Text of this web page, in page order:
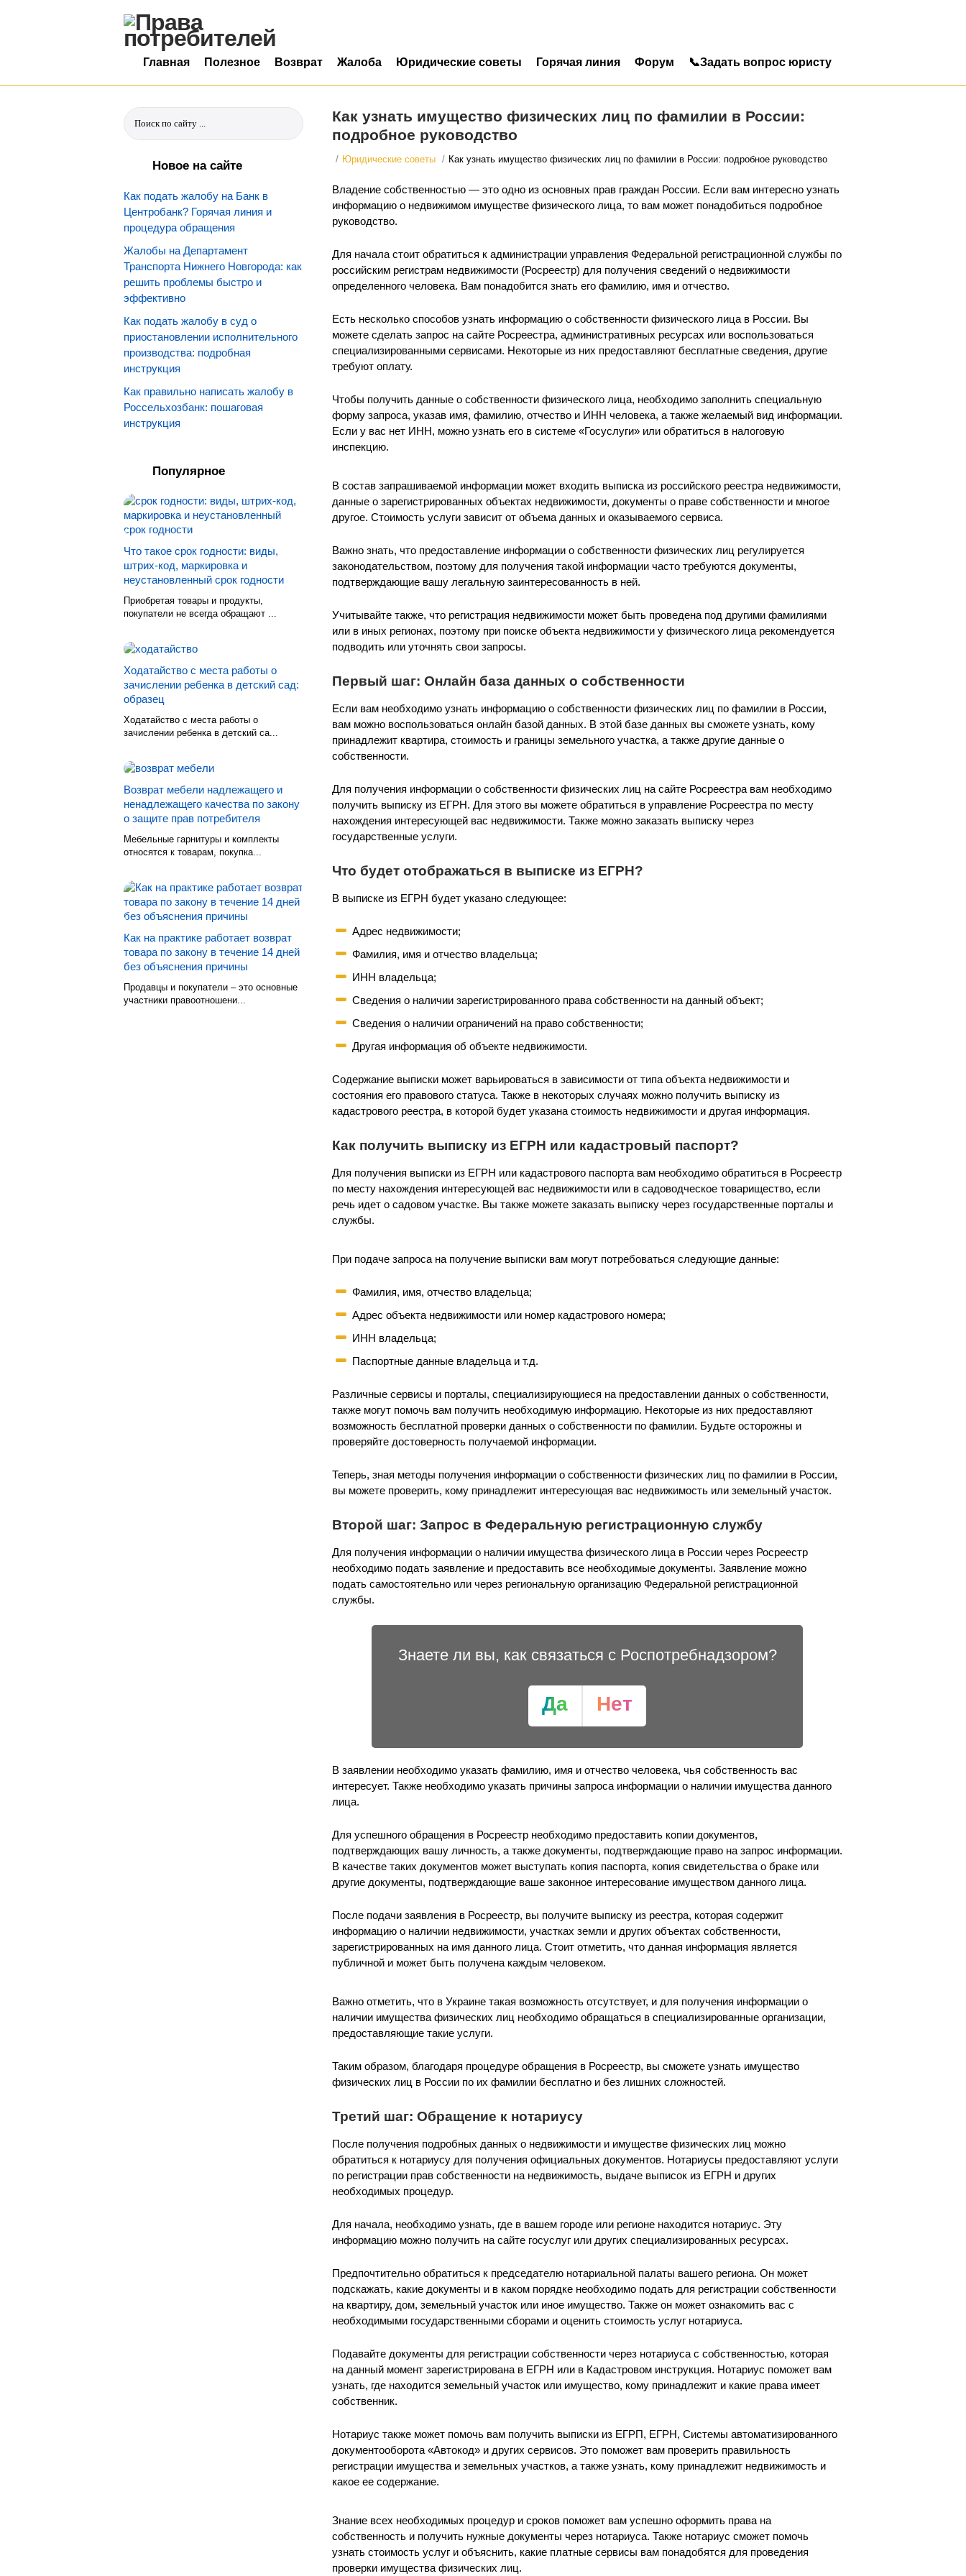
Главная Полезное Возврат Жалоба Юридические советы Горячая линия Форум 📞Задать вопрос юристу
Как узнать имущество физических лиц по фамилии в России:
подробное руководство
/ Юридические советы / Как узнать имущество физических лиц по фамилии в России: подробное руководство
Владение собственностью — это одно из основных прав граждан России. Если вам интересно узнать
информацию о недвижимом имуществе физического лица, то вам может понадобиться подробное
руководство.
Для начала стоит обратиться к администрации управления Федеральной регистрационной службы по
российским регистрам недвижимости (Росреестр) для получения сведений о недвижимости
определенного человека. Вам понадобится знать его фамилию, имя и отчество.
Есть несколько способов узнать информацию о собственности физического лица в России. Вы
можете сделать запрос на сайте Росреестра, административных ресурсах или воспользоваться
специализированными сервисами. Некоторые из них предоставляют бесплатные сведения, другие
требуют оплату.
Чтобы получить данные о собственности физического лица, необходимо заполнить специальную
форму запроса, указав имя, фамилию, отчество и ИНН человека, а также желаемый вид информации.
Если у вас нет ИНН, можно узнать его в системе «Госуслуги» или обратиться в налоговую
инспекцию.
В состав запрашиваемой информации может входить выписка из российского реестра недвижимости,
данные о зарегистрированных объектах недвижимости, документы о праве собственности и многое
другое. Стоимость услуги зависит от объема данных и оказываемого сервиса.
Важно знать, что предоставление информации о собственности физических лиц регулируется
законодательством, поэтому для получения такой информации часто требуются документы,
подтверждающие вашу легальную заинтересованность в ней.
Учитывайте также, что регистрация недвижимости может быть проведена под другими фамилиями
или в иных регионах, поэтому при поиске объекта недвижимости у физического лица рекомендуется
подводить или уточнять свои запросы.
Первый шаг: Онлайн база данных о собственности
Если вам необходимо узнать информацию о собственности физических лиц по фамилии в России,
вам можно воспользоваться онлайн базой данных. В этой базе данных вы сможете узнать, кому
принадлежит квартира, стоимость и границы земельного участка, а также другие данные о
собственности.
Для получения информации о собственности физических лиц на сайте Росреестра вам необходимо
получить выписку из ЕГРН. Для этого вы можете обратиться в управление Росреестра по месту
нахождения интересующей вас недвижимости. Также можно заказать выписку через
государственные услуги.
Что будет отображаться в выписке из ЕГРН?
В выписке из ЕГРН будет указано следующее:
Адрес недвижимости;
Фамилия, имя и отчество владельца;
ИНН владельца;
Сведения о наличии зарегистрированного права собственности на данный объект;
Сведения о наличии ограничений на право собственности;
Другая информация об объекте недвижимости.
Содержание выписки может варьироваться в зависимости от типа объекта недвижимости и
состояния его правового статуса. Также в некоторых случаях можно получить выписку из
кадастрового реестра, в которой будет указана стоимость недвижимости и другая информация.
Как получить выписку из ЕГРН или кадастровый паспорт?
Для получения выписки из ЕГРН или кадастрового паспорта вам необходимо обратиться в Росреестр
по месту нахождения интересующей вас недвижимости или в садоводческое товарищество, если
речь идет о садовом участке. Вы также можете заказать выписку через государственные порталы и
службы.
При подаче запроса на получение выписки вам могут потребоваться следующие данные:
Фамилия, имя, отчество владельца;
Адрес объекта недвижимости или номер кадастрового номера;
ИНН владельца;
Паспортные данные владельца и т.д.
Различные сервисы и порталы, специализирующиеся на предоставлении данных о собственности,
также могут помочь вам получить необходимую информацию. Некоторые из них предоставляют
возможность бесплатной проверки данных о собственности по фамилии. Будьте осторожны и
проверяйте достоверность получаемой информации.
Теперь, зная методы получения информации о собственности физических лиц по фамилии в России,
вы можете проверить, кому принадлежит интересующая вас недвижимость или земельный участок.
Второй шаг: Запрос в Федеральную регистрационную службу
Для получения информации о наличии имущества физического лица в России через Росреестр
необходимо подать заявление и предоставить все необходимые документы. Заявление можно
подать самостоятельно или через региональную организацию Федеральной регистрационной
службы.
Знаете ли вы, как связаться с Роспотребнадзором?
Да Нет
В заявлении необходимо указать фамилию, имя и отчество человека, чья собственность вас
интересует. Также необходимо указать причины запроса информации о наличии имущества данного
лица.
Для успешного обращения в Росреестр необходимо предоставить копии документов,
подтверждающих вашу личность, а также документы, подтверждающие право на запрос информации.
В качестве таких документов может выступать копия паспорта, копия свидетельства о браке или
другие документы, подтверждающие ваше законное интересование имуществом данного лица.
После подачи заявления в Росреестр, вы получите выписку из реестра, которая содержит
информацию о наличии недвижимости, участках земли и других объектах собственности,
зарегистрированных на имя данного лица. Стоит отметить, что данная информация является
публичной и может быть получена каждым человеком.
Важно отметить, что в Украине такая возможность отсутствует, и для получения информации о
наличии имущества физических лиц необходимо обращаться в специализированные организации,
предоставляющие такие услуги.
Таким образом, благодаря процедуре обращения в Росреестр, вы сможете узнать имущество
физических лиц в России по их фамилии бесплатно и без лишних сложностей.
Третий шаг: Обращение к нотариусу
После получения подробных данных о недвижимости и имуществе физических лиц можно
обратиться к нотариусу для получения официальных документов. Нотариусы предоставляют услуги
по регистрации прав собственности на недвижимость, выдаче выписок из ЕГРН и других
необходимых процедур.
Для начала, необходимо узнать, где в вашем городе или регионе находится нотариус. Эту
информацию можно получить на сайте госуслуг или других специализированных ресурсах.
Предпочтительно обратиться к председателю нотариальной палаты вашего региона. Он может
подскажать, какие документы и в каком порядке необходимо подать для регистрации собственности
на квартиру, дом, земельный участок или иное имущество. Также он может ознакомить вас с
необходимыми государственными сборами и оценить стоимость услуг нотариуса.
Подавайте документы для регистрации собственности через нотариуса с собственностью, которая
на данный момент зарегистрирована в ЕГРН или в Кадастровом инструкция. Нотариус поможет вам
узнать, где находится земельный участок или имущество, кому принадлежит и какие права имеет
собственник.
Нотариус также может помочь вам получить выписки из ЕГРП, ЕГРН, Системы автоматизированного
документооборота «Автокод» и других сервисов. Это поможет вам проверить правильность
регистрации имущества и земельных участков, а также узнать, кому принадлежит недвижимость и
какое ее содержание.
Знание всех необходимых процедур и сроков поможет вам успешно оформить права на
собственность и получить нужные документы через нотариуса. Также нотариус сможет помочь
узнать стоимость услуг и объяснить, какие платные сервисы вам понадобятся для проведения
проверки имущества физических лиц.
Новое на сайте
Как подать жалобу на Банк в
Центробанк? Горячая линия и
процедура обращения
Жалобы на Департамент
Транспорта Нижнего Новгорода: как
решить проблемы быстро и
эффективно
Как подать жалобу в суд о
приостановлении исполнительного
производства: подробная
инструкция
Как правильно написать жалобу в
Россельхозбанк: пошаговая
инструкция
Популярное
Что такое срок годности: виды,
штрих-код, маркировка и
неустановленный срок годности
Приобретая товары и продукты,
покупатели не всегда обращают ...
Ходатайство с места работы о
зачислении ребенка в детский сад:
образец
Ходатайство с места работы о
зачислении ребенка в детский са...
Возврат мебели надлежащего и
ненадлежащего качества по закону
о защите прав потребителя
Мебельные гарнитуры и комплекты
относятся к товарам, покупка...
Как на практике работает возврат
товара по закону в течение 14 дней
без объяснения причины
Продавцы и покупатели – это основные
участники правоотношени...